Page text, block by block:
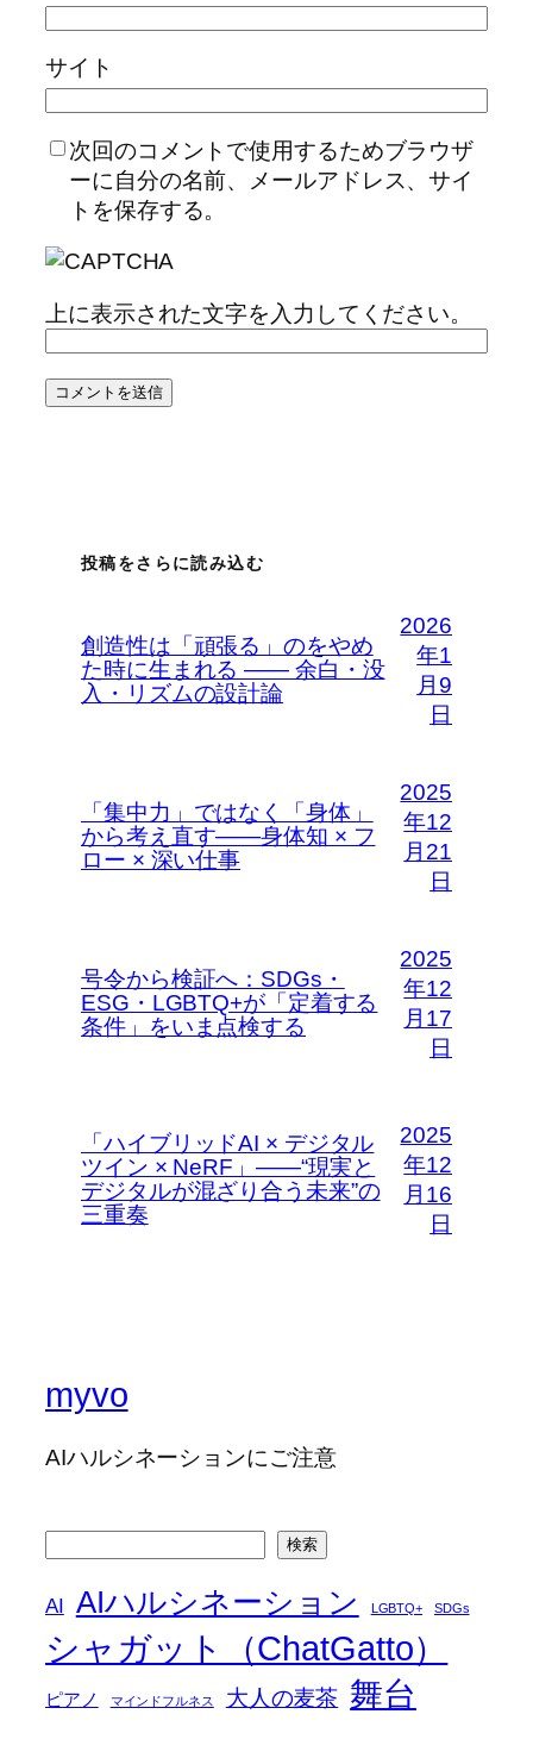
サイト
次回のコメントで使用するためブラウザ
ーに自分の名前、メールアドレス、サイ
トを保存する。
上に表示された文字を入力してください。
投稿をさらに読み込む
創造性は「頑張る」のをやめ
た時に生まれる —— 余白・没
入・リズムの設計論
2026
年1
月9
日
「集中力」ではなく「身体」
から考え直す――身体知 × フ
ロー × 深い仕事
2025
年12
月21
日
号令から検証へ：SDGs・
ESG・LGBTQ+が「定着する
条件」をいま点検する
2025
年12
月17
日
「ハイブリッドAI × デジタル
ツイン × NeRF」――“現実と
デジタルが混ざり合う未来”の
三重奏
2025
年12
月16
日
myvo
AIハルシネーションにご注意
検索
AI AIハルシネーション LGBTQ+ SDGs
シャガット（ChatGatto）
ピアノ マインドフルネス 大人の麦茶 舞台